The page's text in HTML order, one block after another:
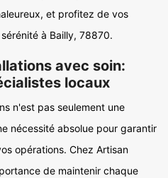
et profitez de vos
à Bailly, 78870.
avec soin:
locaux
n'est pas seulement une
nécessité absolue pour garantir
opérations. Chez Artisan
de maintenir chaque